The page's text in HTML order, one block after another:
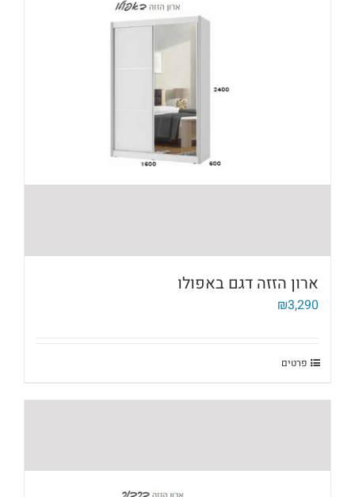
ארון הזזה דגם באפולו
₪3,290
פרטים